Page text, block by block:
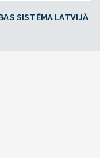
SISTĒMA LATVIJĀ